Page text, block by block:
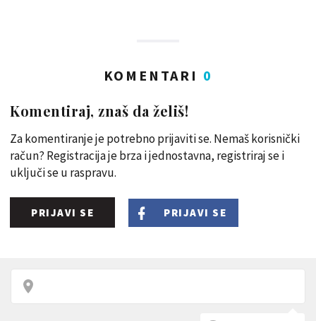
KOMENTARI 0
Komentiraj, znaš da želiš!
Za komentiranje je potrebno prijaviti se. Nemaš korisnički
račun? Registracija je brza i jednostavna, registriraj se i
uključi se u raspravu.
PRIJAVI SE PRIJAVI SE